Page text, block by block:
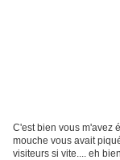
C'est bien vous m'avez
mouche vous avait
visiteurs si vite.... eh